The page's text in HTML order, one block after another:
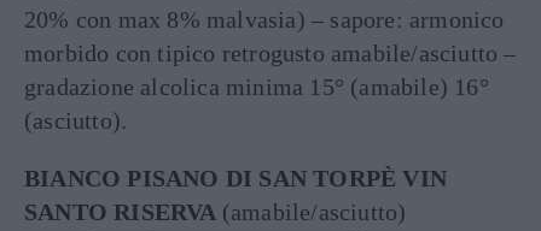
20% con max 8% malvasia) – sapore: armonico
morbido con tipico retrogusto amabile/asciutto –
gradazione alcolica minima 15° (amabile) 16°
(asciutto).
BIANCO PISANO DI SAN TORPÈ VIN
SANTO RISERVA (amabile/asciutto)